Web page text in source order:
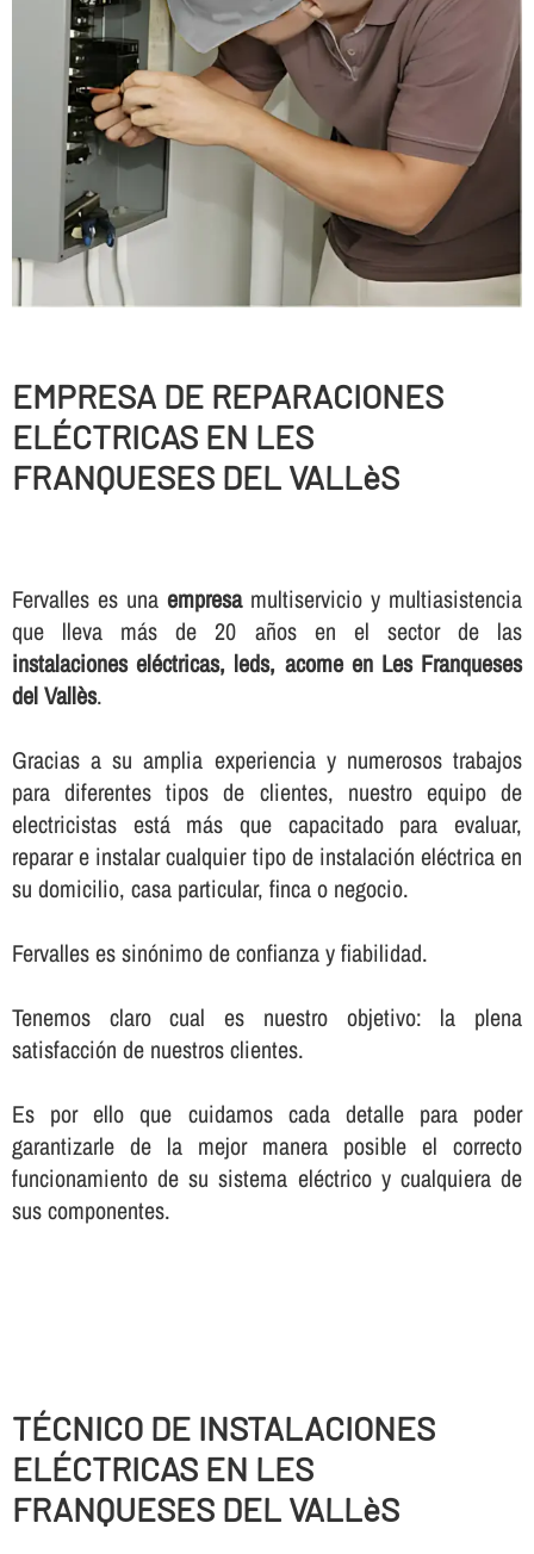
EMPRESA DE REPARACIONES
ELÉCTRICAS EN LES
FRANQUESES DEL VALLèS
Fervalles es una empresamultiservicio y multiasistencia
que lleva más de 20 años en el sector de las
instalaciones eléctricas, leds, acome en Les Franqueses
del Vallès.
Gracias a su amplia experiencia y numerosos trabajos
para diferentes tipos de clientes, nuestro equipo de
electricistas está más que capacitado para evaluar,
reparar e instalar cualquier tipo de instalación eléctrica en
su domicilio, casa particular, finca o negocio.
Fervalles es sinónimo de confianza y fiabilidad.
Tenemos claro cual es nuestro objetivo: la plena
satisfacción de nuestros clientes.
Es por ello que cuidamos cada detalle para poder
garantizarle de la mejor manera posible el correcto
funcionamiento de su sistema eléctrico y cualquiera de
sus componentes.
TÉCNICO DE INSTALACIONES
ELÉCTRICAS EN LES
FRANQUESES DEL VALLèS